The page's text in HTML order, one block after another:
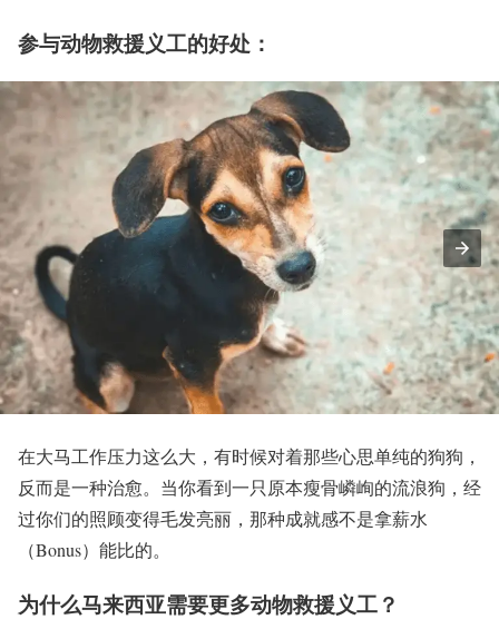
参与动物救援义工的好处：
在大马工作压力这么大，有时候对着那些心思单纯的狗狗，
反而是一种治愈。当你看到一只原本瘦骨嶙峋的流浪狗，经
过你们的照顾变得毛发亮丽，那种成就感不是拿薪水
（Bonus）能比的。
为什么马来西亚需要更多动物救援义工？